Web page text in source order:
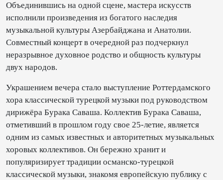
Объединившись на одной сцене, мастера искусств
исполнили произведения из богатого наследия
музыкальной культуры Азербайджана и Анатолии.
Совместный концерт в очередной раз подчеркнул
неразрывное духовное родство и общность культуры
двух народов.
Украшением вечера стало выступление Роттердамского
хора классической турецкой музыки под руководством
дирижёра Бурака Саваша. Коллектив Бурака Саваша,
отметивший в прошлом году свое 25-летие, является
одним из самых известных и авторитетных музыкальных
хоровых коллективов. Он бережно хранит и
популяризирует традиции османско-турецкой
классической музыки, знакомя европейскую публику с